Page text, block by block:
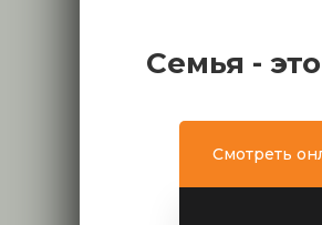
Семья -
Смотреть